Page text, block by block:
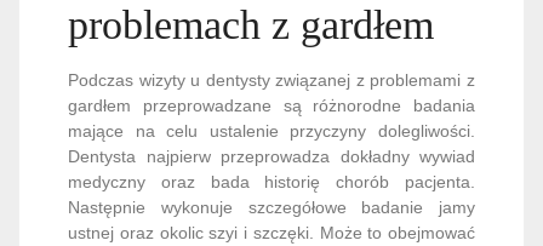
problemach z gardłem
Podczas wizyty u dentysty związanej z problemami z
gardłem przeprowadzane są różnorodne badania
mające na celu ustalenie przyczyny dolegliwości.
Dentysta najpierw przeprowadza dokładny wywiad
medyczny oraz bada historię chorób pacjenta.
Następnie wykonuje szczegółowe badanie jamy
ustnej oraz okolic szyi i szczęki. Może to obejmować